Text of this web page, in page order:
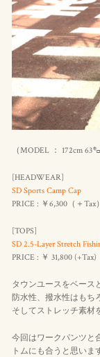
（MODEL ： 172cm 63㌔
[HEADWEAR]
SD Sports Camp Cap
PRICE : ￥6,300（＋Tax）
[TOPS]
SD 2.5-Layer Stretch
PRICE : ￥ 31,800 (+Tax)
タウンユースをベース
防水性、撥水性はもち
そしてストレッチ素材
今回はワークパンツと
トムにも合うと思いま